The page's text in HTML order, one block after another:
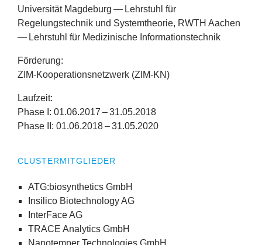
Universität Magdeburg — Lehrstuhl für
Regelungstechnik und Systemtheorie, RWTH Aachen
— Lehrstuhl für Medizinische Informationstechnik
Förderung:
ZIM-Kooperationsnetzwerk (ZIM-KN )
Laufzeit:
Phase I: 01.06.2017 –31.05.2018
Phase
: 01.06.2018–31.05.2020
CLUSTERMITGLIEDER
ATG:biosynthetics GmbH
Insilico Biotechnology AG
InterFace AG
TRACE Analytics GmbH